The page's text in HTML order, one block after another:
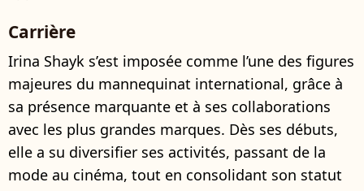
Carrière
Irina Shayk s’est imposée comme l’une des figures
majeures du mannequinat international, grâce à
sa présence marquante et à ses collaborations
avec les plus grandes marques. Dès ses débuts,
elle a su diversifier ses activités, passant de la
mode au cinéma, tout en consolidant son statut